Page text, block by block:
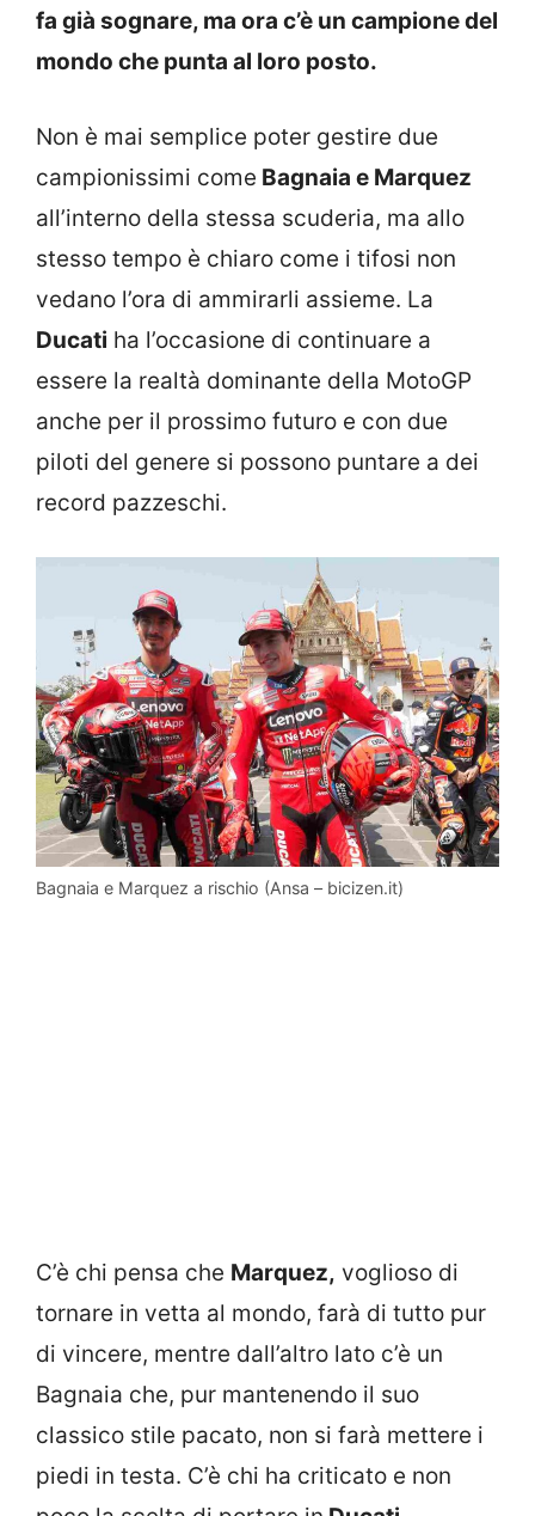
fa già sognare, ma ora c’è un campione del
mondo che punta al loro posto.
Non è mai semplice poter gestire due
campionissimi come Bagnaia e Marquez
all’interno della stessa scuderia, ma allo
stesso tempo è chiaro come i tifosi non
vedano l’ora di ammirarli assieme. La
Ducati ha l’occasione di continuare a
essere la realtà dominante della MotoGP
anche per il prossimo futuro e con due
piloti del genere si possono puntare a dei
record pazzeschi.
Bagnaia e Marquez a rischio (Ansa – bicizen.it)
C’è chi pensa che Marquez, voglioso di
tornare in vetta al mondo, farà di tutto pur
di vincere, mentre dall’altro lato c’è un
Bagnaia che, pur mantenendo il suo
classico stile pacato, non si farà mettere i
piedi in testa. C’è chi ha criticato e non